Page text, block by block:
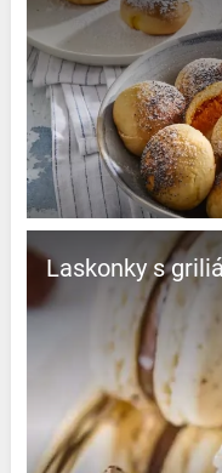
Laskonky s